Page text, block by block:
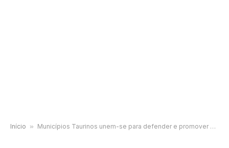
Início » Municípios Taurinos unem-se para defender e promover a sua identidade cultural